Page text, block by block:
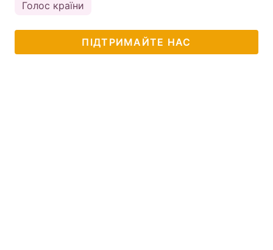
Голос країни
ПІДТРИМАЙТЕ НАС